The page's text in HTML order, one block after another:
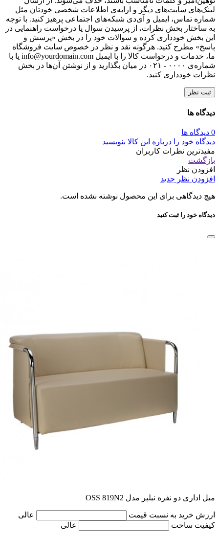
لینک‌های سایت‌های دیگر و ارایه‌ی اطلاعات شخصی خودتان مثل
شماره تماس، ایمیل و آی‌دی شبکه‌های اجتماعی پرهیز کنید. با توجه
به ساختار بخش نظرات، از پرسیدن سوال یا درخواست راهنمایی در
این بخش خودداری کرده و سوالات خود را در بخش «پرسش و
پاسخ» مطرح کنید. هرگونه نقد و نظر در خصوص سایت فروشگاه
ما، خدمات و درخواست کالا را با ایمیل info@yourdomain.com یا با
شماره‌ی ۰۰۰۰ - ۰۲۱ در میان بگذارید و از نوشتن آن‌ها در بخش
نظرات خودداری کنید.
ثبت نظر
دیدگاه ها
0 دیدگاه ها
دیدگاه خود را درباره این کالا بنویسید
مفیدترین نظرات کاربران
بازگشت
افزودن نظر
افزودن نظر جدید
هیچ دیدگاهی برای این محصول نوشته نشده است.
دیدگاه خود را ثبت کنید
مبل اداری دو نفره نیلپر مدل OSS 819N2
ارزش خرید به نسبت قیمت
عالی
کیفیت ساخت
عالی